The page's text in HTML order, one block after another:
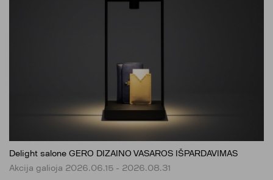
Delight salone GERO DIZAINO VASAROS IŠPARDAVIMAS
Akcija galioja 2026.06.15 - 2026.08.31